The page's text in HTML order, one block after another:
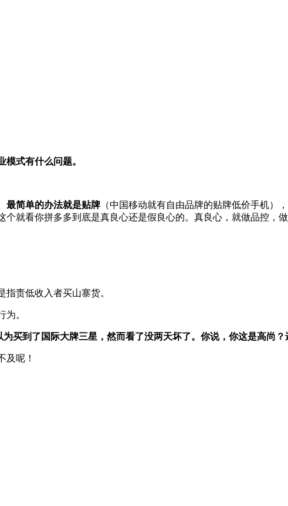
式有什么问题。
最简单的办法就是贴牌 （中国移动就有自由品牌的贴牌低价手机）
就看你拼多多到底是真良心还是假良心的。真良心，就做品控，
责低收入者买山寨货。
。
买到了国际大牌三星，然而看了没两天坏了。你说，你这是高尚？
及呢！